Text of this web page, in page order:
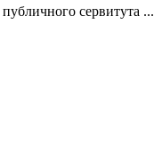
сервитута ...